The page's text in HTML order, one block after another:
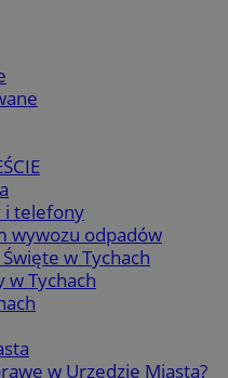
i telefony
wywozu odpadów
w Tychach
w Tychach
w Urzędzie Miasta?